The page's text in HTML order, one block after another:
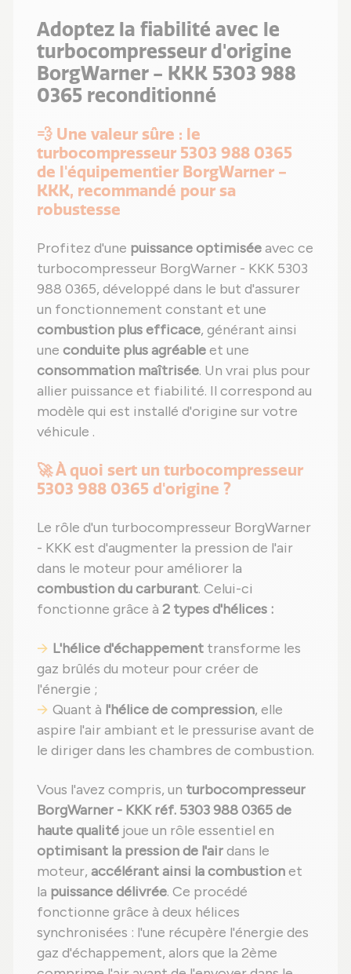
Adoptez la fiabilité avec le
turbocompresseur d'origine
BorgWarner - KKK 5303 988
0365 reconditionné
💨 Une valeur sûre : le
turbocompresseur 5303 988 0365
de l'équipementier BorgWarner -
KKK, recommandé pour sa
robustesse
Profitez d'une puissance optimiséeavec ce
turbocompresseur BorgWarner - KKK 5303
988 0365, développé dans le but d'assurer
un fonctionnement constant et une
combustion plus efficace, générant ainsi
une conduite plus agréableet une
consommation maîtrisée. Un vrai plus pour
allier puissance et fiabilité. Il correspond au
modèle qui est installé d'origine sur votre
véhicule .
🚀 À quoi sert un turbocompresseur
5303 988 0365 d'origine ?
Le rôle d'un turbocompresseur BorgWarner
- KKK est d'augmenter la pression de l'air
dans le moteur pour améliorer la
combustion du carburant. Celui-ci
fonctionne grâce à 2 types d'hélices :
L'hélice d'échappement transforme les
gaz brûlés du moteur pour créer de
l'énergie ;
Quant à l'hélice de compression, elle
aspire l'air ambiant et le pressurise avant de
le diriger dans les chambres de combustion.
Vous l'avez compris, un turbocompresseur
BorgWarner - KKK réf. 5303 988 0365 de
haute qualité joue un rôle essentiel en
optimisant la pression de l'airdans le
moteur, accélérant ainsi la combustionet
la puissance délivrée. Ce procédé
fonctionne grâce à deux hélices
synchronisées : l'une récupère l'énergie des
gaz d'échappement, alors que la 2ème